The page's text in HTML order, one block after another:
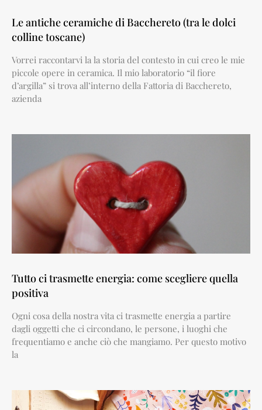
Le antiche ceramiche di Bacchereto (tra le dolci
colline toscane)
Vorrei raccontarvi la la storia del contesto in cui creo le mie
piccole opere in ceramica. Il mio laboratorio “il fiore
d’argilla” si trova all’interno della Fattoria di Bacchereto,
azienda
Tutto ci trasmette energia: come scegliere quella
positiva
Ogni cosa della nostra vita ci trasmette energia a partire
dagli oggetti che ci circondano, le persone, i luoghi che
frequentiamo e anche ciò che mangiamo. Per questo motivo
la